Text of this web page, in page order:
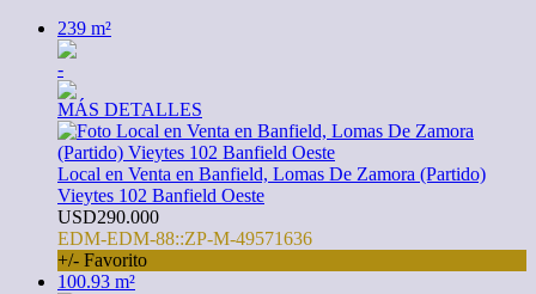
239 m²
-
MÁS DETALLES
Local en Venta en Banfield, Lomas De Zamora (Partido)
Vieytes 102 Banfield Oeste
USD290.000
EDM-EDM-88::ZP-M-49571636
+/- Favorito
100.93 m²